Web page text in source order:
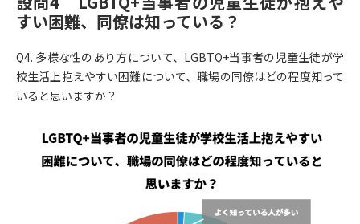
すい困難、同僚は知っている？
Q4. 多様な性のあり方について、LGBTQ+当事者の児童生徒が学
校生活上抱えやすい困難について、職場の同僚はどの程度知って
いると思いますか？